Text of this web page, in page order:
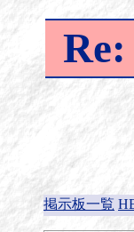
掲示板一覧